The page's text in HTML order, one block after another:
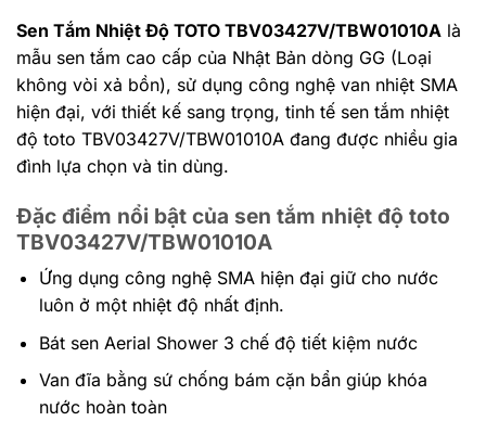
Sen Tắm Nhiệt Độ TOTO TBV03427V/TBW01010A là
mẫu sen tắm cao cấp của Nhật Bản dòng GG (Loại
không vòi xả bồn), sử dụng công nghệ van nhiệt SMA
hiện đại, với thiết kế sang trọng, tinh tế sen tắm nhiệt
độ toto TBV03427V/TBW01010A đang được nhiều gia
đình lựa chọn và tin dùng.
Đặc điểm nổi bật của sen tắm nhiệt độ toto
TBV03427V/TBW01010A
Ứng dụng công nghệ SMA hiện đại giữ cho nước
luôn ở một nhiệt độ nhất định.
Bát sen Aerial Shower 3 chế độ tiết kiệm nước
Van đĩa bằng sứ chống bám cặn bẩn giúp khóa
nước hoàn toàn